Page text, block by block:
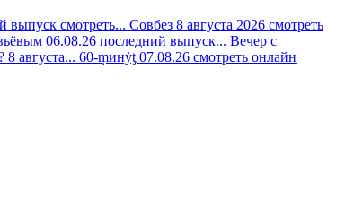
выпуск смотреть... Совбез 8 августа 2026 смотреть
06.08.26 последний выпуск... Вечер с
8 августа... 60-ṃинẏƫ 07.08.26 смотреть онлайн